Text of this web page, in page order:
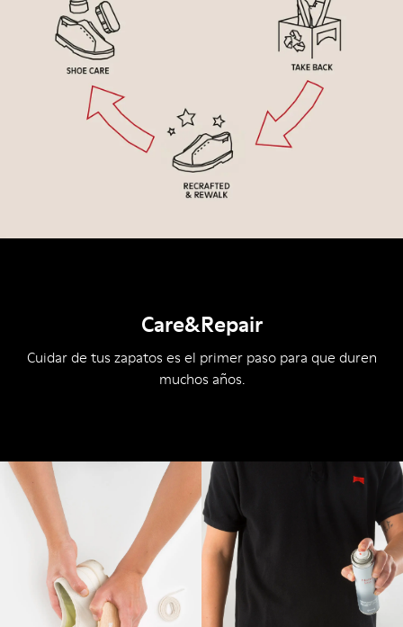
Care&Repair
Cuidar de tus zapatos es el primer paso para que duren
muchos años.